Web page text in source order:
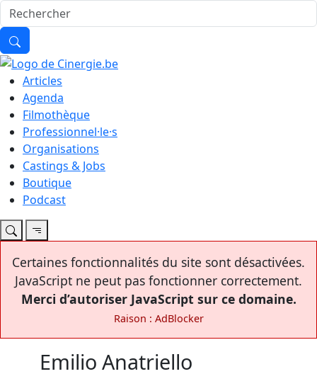
Articles
Agenda
Filmothèque
Professionnel·le·s
Organisations
Castings & Jobs
Boutique
Podcast
Certaines fonctionnalités du site sont désactivées.
JavaScript ne peut pas fonctionner correctement.
Merci d’autoriser JavaScript sur ce domaine.
Raison : AdBlocker
Emilio Anatriello